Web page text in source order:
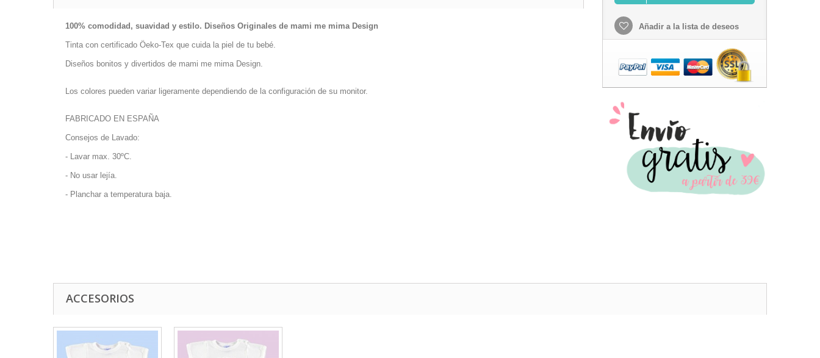
100% comodidad, suavidad y estilo. Diseños Originales de mami me mima Design
Tinta con certificado Öeko-Tex que cuida la piel de tu bebé.
Diseños bonitos y divertidos de mami me mima Design.
Los colores pueden variar ligeramente dependiendo de la configuración de su monitor.
FABRICADO EN ESPAÑA
Consejos de Lavado:
- Lavar max. 30ºC.
- No usar lejía.
- Planchar a temperatura baja.
Añadir a la lista de deseos
ACCESORIOS